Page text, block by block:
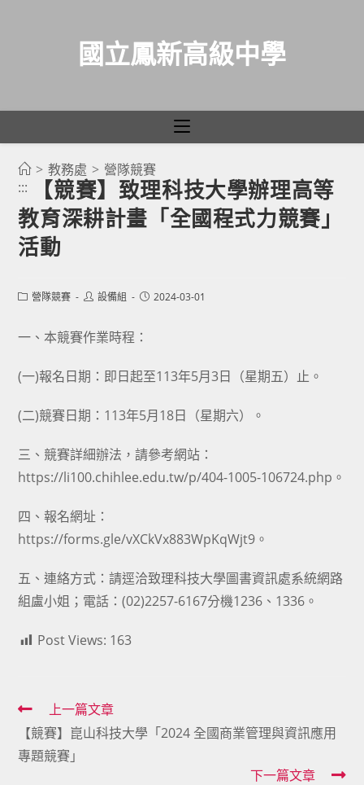
國立鳳新高級中學
> 教務處 > 營隊競賽
:::
【競賽】致理科技大學辦理高等
教育深耕計畫「全國程式力競賽」
活動
Post營隊競賽
Post設備組
Post2024-03-01
一、本競賽作業時程：
(一)報名日期：即日起至113年5月3日（星期五）止。
(二)競賽日期：113年5月18日（星期六）。
三、競賽詳細辦法，請參考網站：
https://li100.chihlee.edu.tw/p/404-1005-106724.php。
四、報名網址：
https://forms.gle/vXCkVx883WpKqWjt9。
五、連絡方式：請逕洽致理科技大學圖書資訊處系統網路
組盧小姐；電話：(02)2257-6167分機1236、1336。
Post Views: 163
Read
more
articles
上一篇文章
【競賽】崑山科技大學「2024 全國商業管理與資訊應用
專題競賽」
下一篇文章